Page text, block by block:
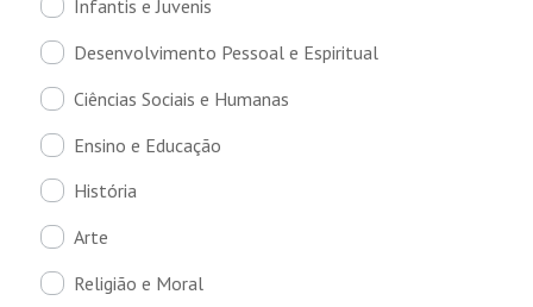
Infantis e Juvenis
Desenvolvimento Pessoal e Espiritual
Ciências Sociais e Humanas
Ensino e Educação
História
Arte
Religião e Moral